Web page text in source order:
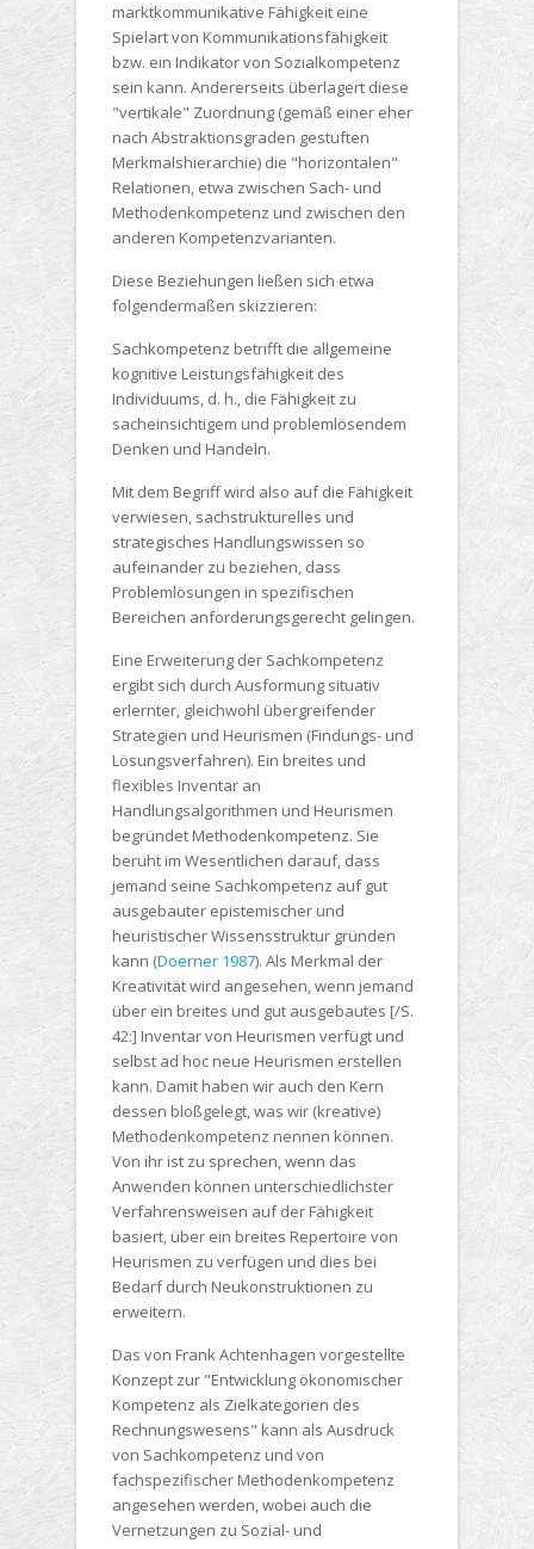
marktkommunikative Fähigkeit eine
Spielart von Kommunikationsfähigkeit
bzw. ein Indikator von Sozialkompetenz
sein kann. Andererseits überlagert diese
"vertikale" Zuordnung (gemäß einer eher
nach Abstraktionsgraden gestuften
Merkmalshierarchie) die "horizontalen"
Relationen, etwa zwischen Sach- und
Methodenkompetenz und zwischen den
anderen Kompetenzvarianten.
Diese Beziehungen ließen sich etwa
folgendermaßen skizzieren:
Sachkompetenz betrifft die allgemeine
kognitive Leistungsfähigkeit des
Individuums, d. h., die Fähigkeit zu
sacheinsichtigem und problemlösendem
Denken und Handeln.
Mit dem Begriff wird also auf die Fähigkeit
verwiesen, sachstrukturelles und
strategisches Handlungswissen so
aufeinander zu beziehen, dass
Problemlösungen in spezifischen
Bereichen anforderungsgerecht gelingen.
Eine Erweiterung der Sachkompetenz
ergibt sich durch Ausformung situativ
erlernter, gleichwohl übergreifender
Strategien und Heurismen (Findungs- und
Lösungsverfahren). Ein breites und
flexibles Inventar an
Handlungsalgorithmen und Heurismen
begründet Methodenkompetenz. Sie
beruht im Wesentlichen darauf, dass
jemand seine Sachkompetenz auf gut
ausgebauter epistemischer und
heuristischer Wissensstruktur gründen
kann (Doerner 1987). Als Merkmal der
Kreativität wird angesehen, wenn jemand
über ein breites und gut ausgebautes [/S.
42:] Inventar von Heurismen verfügt und
selbst ad hoc neue Heurismen erstellen
kann. Damit haben wir auch den Kern
dessen bloßgelegt, was wir (kreative)
Methodenkompetenz nennen können.
Von ihr ist zu sprechen, wenn das
Anwenden können unterschiedlichster
Verfahrensweisen auf der Fähigkeit
basiert, über ein breites Repertoire von
Heurismen zu verfügen und dies bei
Bedarf durch Neukonstruktionen zu
erweitern.
Das von Frank Achtenhagen vorgestellte
Konzept zur "Entwicklung ökonomischer
Kompetenz als Zielkategorien des
Rechnungswesens" kann als Ausdruck
von Sachkompetenz und von
fachspezifischer Methodenkompetenz
angesehen werden, wobei auch die
Vernetzungen zu Sozial- und